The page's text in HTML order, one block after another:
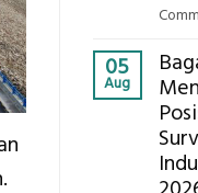
05
Aug